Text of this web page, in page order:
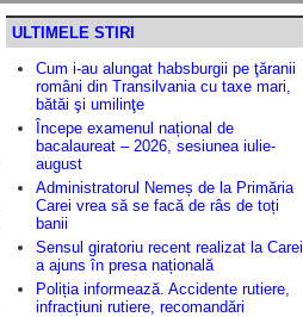
ULTIMELE STIRI
Cum i-au alungat habsburgii pe ţăranii
români din Transilvania cu taxe mari,
bătăi şi umilinţe
Începe examenul național de
bacalaureat – 2026, sesiunea iulie-
august
Administratorul Nemeș de la Primăria
Carei vrea să se facă de râs de toți
banii
Sensul giratoriu recent realizat la Carei
a ajuns în presa națională
Poliția informează. Accidente rutiere,
infracțiuni rutiere, recomandări